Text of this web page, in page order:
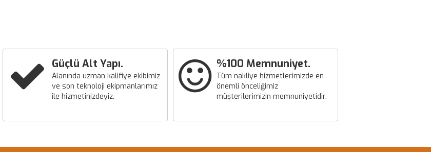
Güçlü Alt Yapı.
Alanında uzman kalifiye ekibimiz
ve son teknoloji ekipmanlarımız
ile hizmetinizdeyiz.
%100 Memnuniyet.
Tüm nakliye hizmetlerimizde en
önemli önceliğimiz
müşterilerimizin memnuniyetidir.